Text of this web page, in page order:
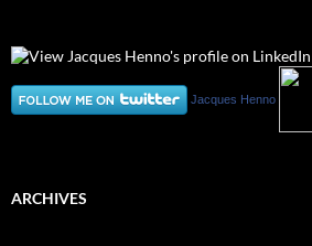
Jacques Henno
ARCHIVES